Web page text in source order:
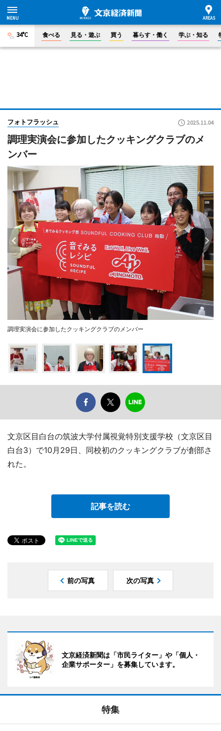
34°C 食べる 見る・遊ぶ 買う 暮らす・働く 学ぶ・知る
フォトフラッシュ 2025.11.04
調理実演会に参加したクッキングクラブのメ
ンバー
調理実演会に参加したクッキングクラブのメンバー
文京区目白台の筑波大学付属視覚特別支援学校（文京区目
白台3）で10月29日、同校初のクッキングクラブが創部さ
れた。
記事を読む
前の写真 次の写真
文京経済新聞は「市民ライター」や「個人・
企業サポーター」を募集しています。
特集